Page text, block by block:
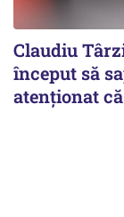
Claudiu
început să
atenționat